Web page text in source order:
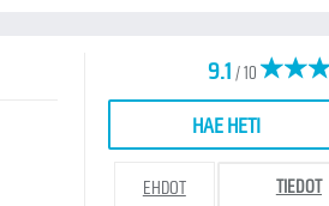
9.1/ 10
HAE HETI
EHDOT TIEDOT